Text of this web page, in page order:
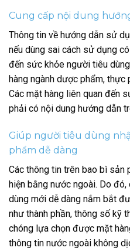
Cung cấp nội dung
Thông tin về hướng dẫn sử
nếu dùng sai cách sử dụng
đến sức khỏe người tiêu
hàng ngành dược phẩm, thực
Các mặt hàng liên quan đến
phải có nội dung hướng dẫn
Giúp người tiêu dùng
phẩm dễ dàng
Các thông tin trên bao bì sản
hiện bằng nước ngoài. Do
dùng mới dễ dàng nắm bắt
như thành phần, thông số kỹ
chóng lựa chọn được mặt
thông tin nước ngoài không